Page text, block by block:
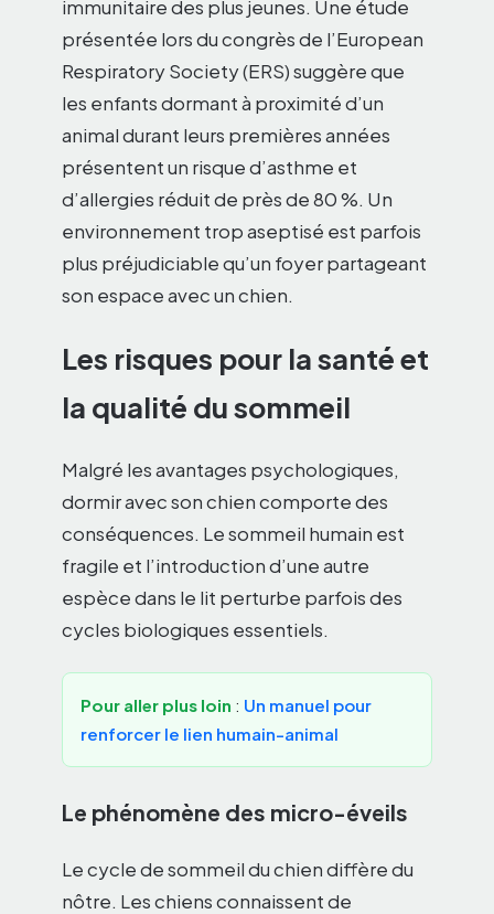
immunitaire des plus jeunes. Une étude
présentée lors du congrès de l’European
Respiratory Society (ERS) suggère que
les enfants dormant à proximité d’un
animal durant leurs premières années
présentent un risque d’asthme et
d’allergies réduit de près de 80 %. Un
environnement trop aseptisé est parfois
plus préjudiciable qu’un foyer partageant
son espace avec un chien.
Les risques pour la santé et
la qualité du sommeil
Malgré les avantages psychologiques,
dormir avec son chien comporte des
conséquences. Le sommeil humain est
fragile et l’introduction d’une autre
espèce dans le lit perturbe parfois des
cycles biologiques essentiels.
Pour aller plus loin : Un manuel pour
renforcer le lien humain-animal
Le phénomène des micro-éveils
Le cycle de sommeil du chien diffère du
nôtre. Les chiens connaissent de